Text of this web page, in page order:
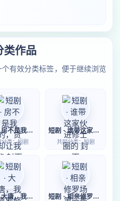
类作品
有效分类标签，便于继续浏览
短剧 · 房不是我的，贷却让我背
分类：短剧
短剧 · 谁带这家伙进修士圈的
共同分类：短剧
短剧 · 大唐，我靠邪修卷疯百官 短剧 · 相亲修罗场第一季